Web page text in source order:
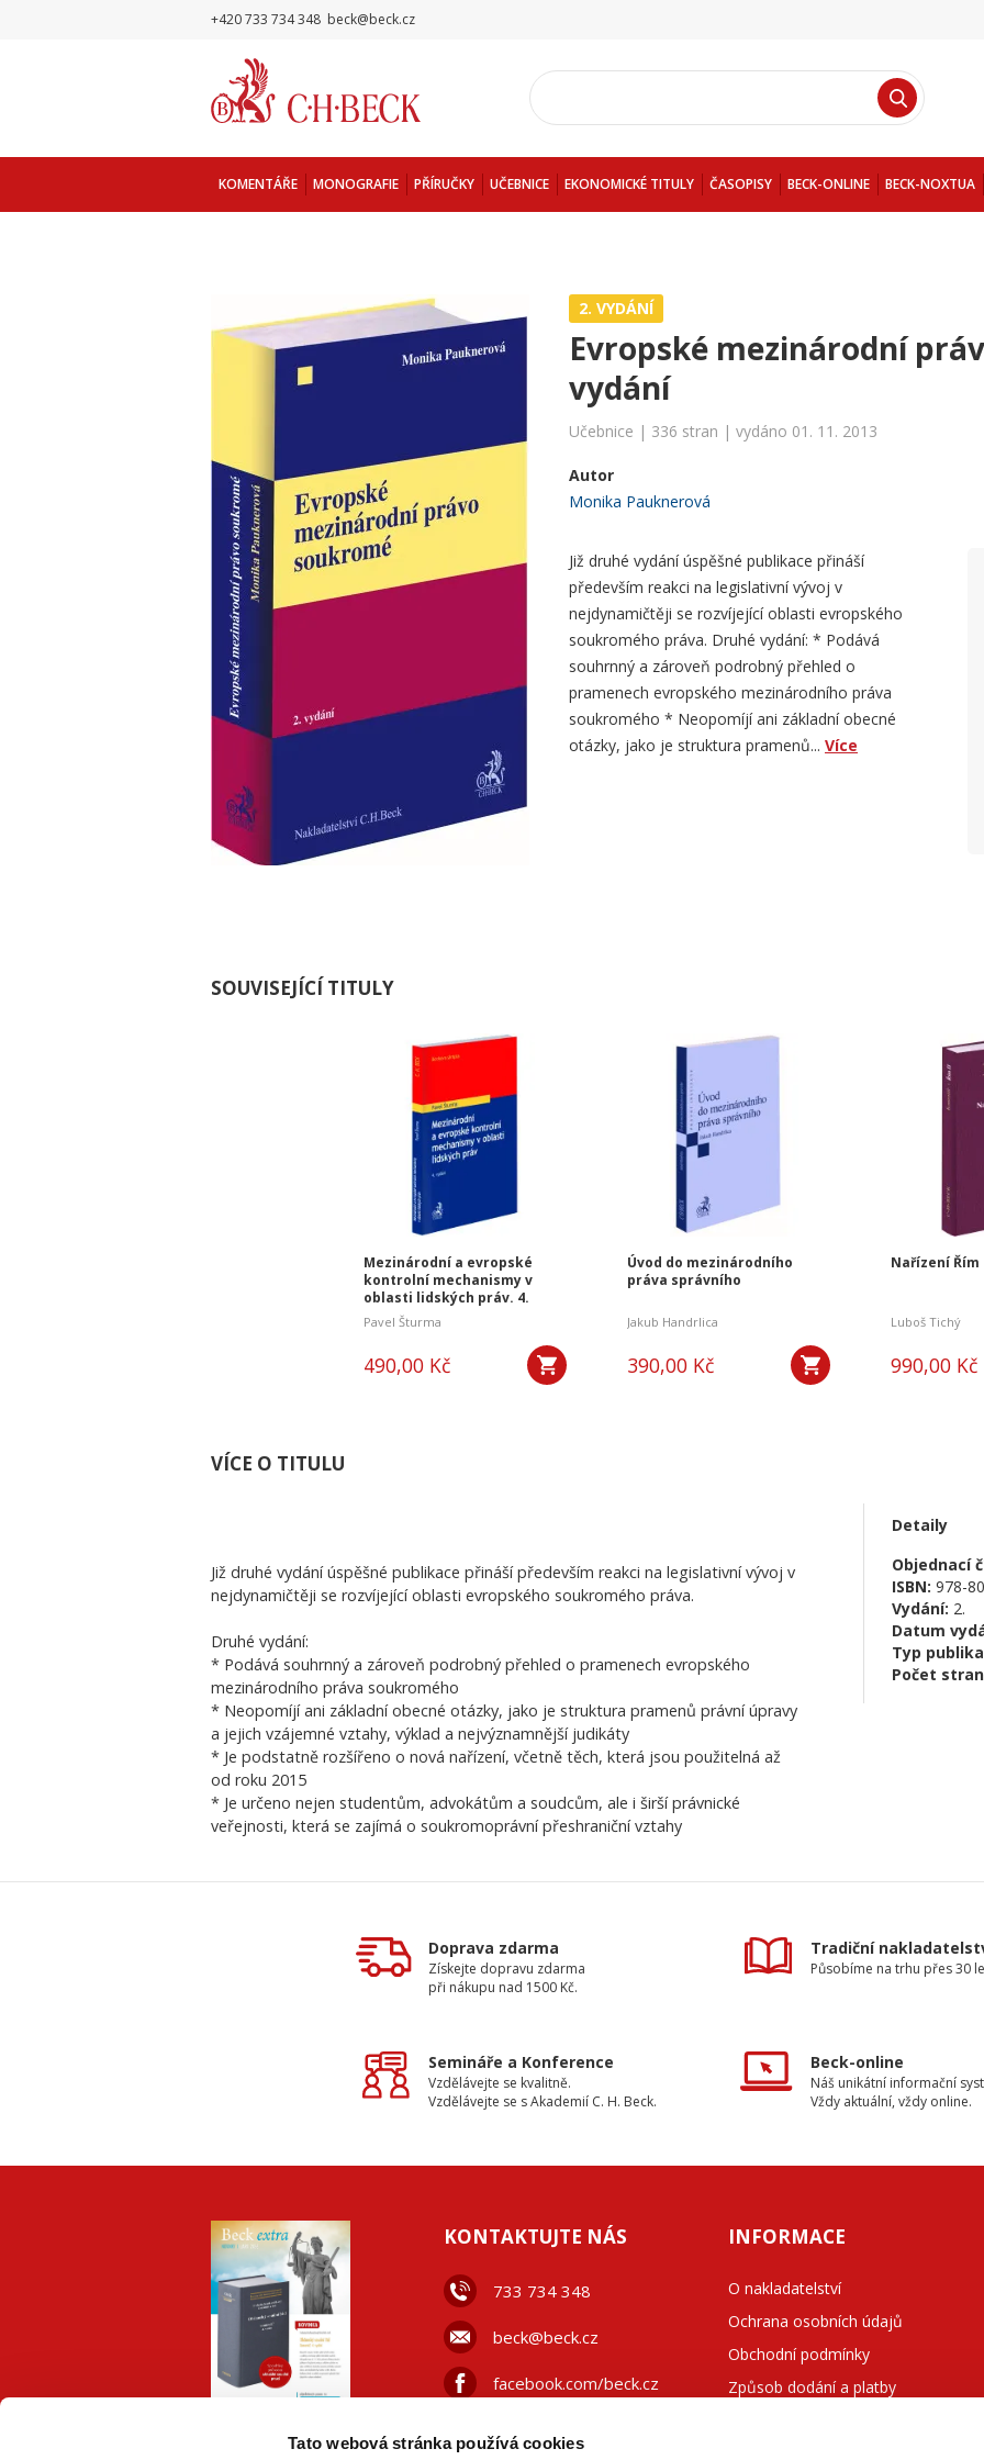
Tato webová stránka používá cookies
+420 733 734 348 beck@beck.cz
KOMENTÁŘE MONOGRAFIE PŘÍRUČKY UČEBNICE EKONOMICKÉ TITULY ČASOPISY BECK-ONLINE BECK-NOXTUA
2. VYDÁNÍ
Evropské mezinárodní
vydání
Učebnice | 336 stran | vydáno 01. 11. 2013
Autor
Monika Pauknerová
Již druhé vydání úspěšné publikace přináší
především reakci na legislativní vývoj v
nejdynamičtěji se rozvíjející oblasti evropského
soukromého práva. Druhé vydání: * Podává
souhrnný a zároveň podrobný přehled o
pramenech evropského mezinárodního práva
soukromého * Neopomíjí ani základní obecné
otázky, jako je struktura pramenů... Více
SOUVISEJÍCÍ TITULY
Mezinárodní a evropské
kontrolní mechanismy v
oblasti lidských práv. 4.
vydání
Pavel Šturma
490,00 Kč
Úvod do mezinárodního
práva správního
Jakub Handrlica
390,00 Kč
Nařízení Řím
Luboš Tichý
990,00 Kč
VÍCE O TITULU
Již druhé vydání úspěšné publikace přináší především reakci na legislativní vývoj v
nejdynamičtěji se rozvíjející oblasti evropského soukromého práva.
Druhé vydání:
* Podává souhrnný a zároveň podrobný přehled o pramenech evropského
mezinárodního práva soukromého
* Neopomíjí ani základní obecné otázky, jako je struktura pramenů právní úpravy
a jejich vzájemné vztahy, výklad a nejvýznamnější judikáty
* Je podstatně rozšířeno o nová nařízení, včetně těch, která jsou použitelná až
od roku 2015
* Je určeno nejen studentům, advokátům a soudcům, ale i širší právnické
veřejnosti, která se zajímá o soukromoprávní přeshraniční vztahy
Detaily
Objednací
ISBN: 978-
Vydání: 2.
Datum
Typ
Počet
Doprava zdarma
Získejte dopravu zdarma
při nákupu nad 1500 Kč.
Tradiční
Působíme na trhu přes 30
Semináře a Konference
Vzdělávejte se kvalitně.
Vzdělávejte se s Akademií C. H. Beck.
Beck-online
Náš unikátní informační
Vždy aktuální, vždy online.
PDF
VERZE
KONTAKTUJTE NÁS
733 734 348
beck@beck.cz
facebook.com/beck.cz
INFORMACE
O nakladatelství
Ochrana osobních údajů
Obchodní podmínky
Způsob dodání a platby